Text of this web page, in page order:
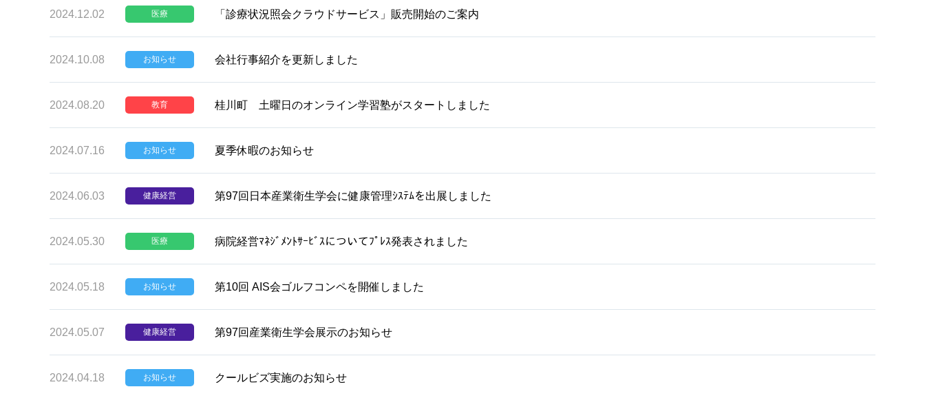
2024.12.02 医療 「診療状況照会クラウドサービス」販売開始のご案内
2024.10.08 お知らせ 会社行事紹介を更新しました
2024.08.20 教育 桂川町 土曜日のオンライン学習塾がスタートしました
2024.07.16 お知らせ 夏季休暇のお知らせ
2024.06.03 健康経営 第97回日本産業衛生学会に健康管理ｼｽﾃﾑを出展しました
2024.05.30 医療 病院経営ﾏﾈｼﾞﾒﾝﾄｻｰﾋﾞｽについてﾌﾟﾚｽ発表されました
2024.05.18 お知らせ 第10回 AIS会ゴルフコンペを開催しました
2024.05.07 健康経営 第97回産業衛生学会展示のお知らせ
2024.04.18 お知らせ クールビズ実施のお知らせ